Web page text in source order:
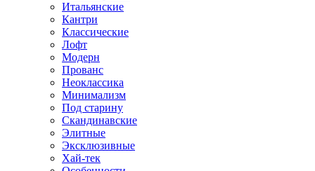
Итальянские
Кантри
Классические
Лофт
Модерн
Прованс
Неоклассика
Минимализм
Под старину
Скандинавские
Элитные
Эксклюзивные
Хай-тек